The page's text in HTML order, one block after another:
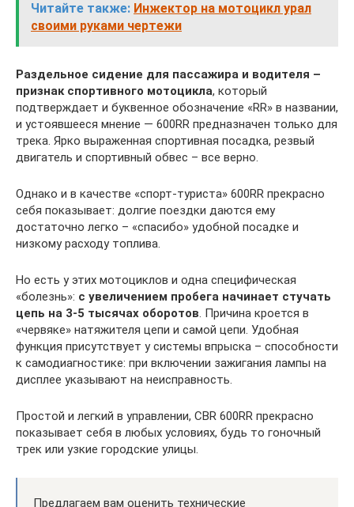
Читайте также: Инжектор на мотоцикл урал
своими руками чертежи
Раздельное сидение для пассажира и водителя –
признак спортивного мотоцикла, который
подтверждает и буквенное обозначение «RR» в названии,
и устоявшееся мнение — 600RR предназначен только для
трека. Ярко выраженная спортивная посадка, резвый
двигатель и спортивный обвес – все верно.
Однако и в качестве «спорт-туриста» 600RR прекрасно
себя показывает: долгие поездки даются ему
достаточно легко – «спасибо» удобной посадке и
низкому расходу топлива.
Но есть у этих мотоциклов и одна специфическая
«болезнь»: с увеличением пробега начинает стучать
цепь на 3-5 тысячах оборотов. Причина кроется в
«червяке» натяжителя цепи и самой цепи. Удобная
функция присутствует у системы впрыска – способности
к самодиагностике: при включении зажигания лампы на
дисплее указывают на неисправность.
Простой и легкий в управлении, CBR 600RR прекрасно
показывает себя в любых условиях, будь то гоночный
трек или узкие городские улицы.
Предлагаем вам оценить технические